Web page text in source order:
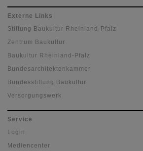
Externe Links
Stiftung Baukultur Rheinland-Pfalz
Zentrum Baukultur
Baukultur Rheinland-Pfalz
Bundesarchitektenkammer
Bundesstiftung Baukultur
Versorgungswerk
Service
Login
Mediencenter